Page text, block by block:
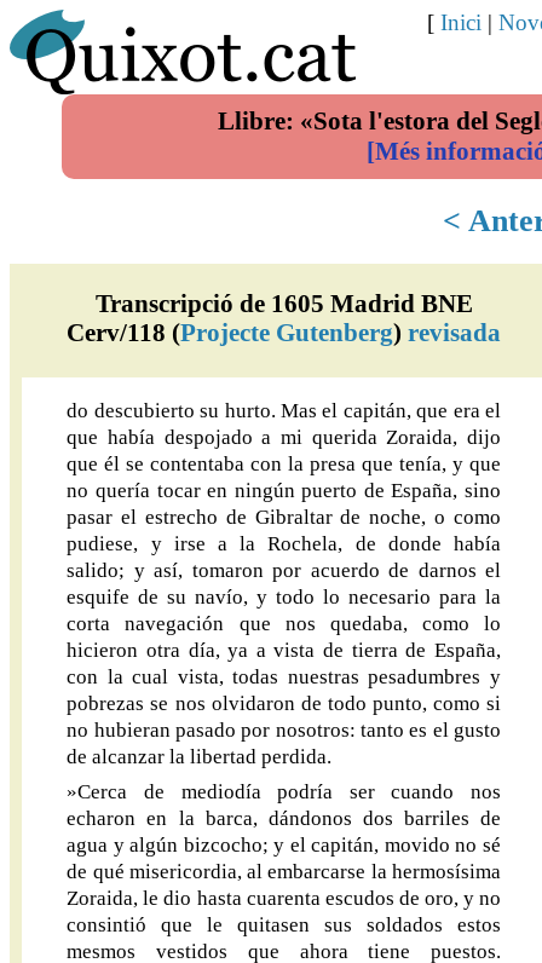
Llibre: «Sota l'estora del
[Més
[ Inici |
<
Transcripció de 1605 Madrid BNE
Cerv/118 (Projecte Gutenberg)revisada
do descubierto su hurto. Mas el capitán, que era el
que había despojado a mi querida Zoraida, dijo
que él se contentaba con la presa que tenía, y que
no quería tocar en ningún puerto de España, sino
pasar el estrecho de Gibraltar de noche, o como
pudiese, y irse a la Rochela, de donde había
salido; y así, tomaron por acuerdo de darnos el
esquife de su navío, y todo lo necesario para la
corta navegación que nos quedaba, como lo
hicieron otra día, ya a vista de tierra de España,
con la cual vista, todas nuestras pesadumbres y
pobrezas se nos olvidaron de todo punto, como si
no hubieran pasado por nosotros: tanto es el gusto
de alcanzar la libertad perdida.
»Cerca de mediodía podría ser cuando nos
echaron en la barca, dándonos dos barriles de
agua y algún bizcocho; y el capitán, movido no sé
de qué misericordia, al embarcarse la hermosísima
Zoraida, le dio hasta cuarenta escudos de oro, y no
consintió que le quitasen sus soldados estos
mesmos vestidos que ahora tiene puestos.